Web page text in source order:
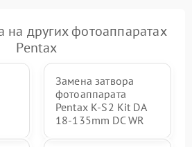
на других фотоаппаратах
Pentax
Замена затвора
фотоаппарата
Pentax K-S2 Kit DA
18-135mm DC WR